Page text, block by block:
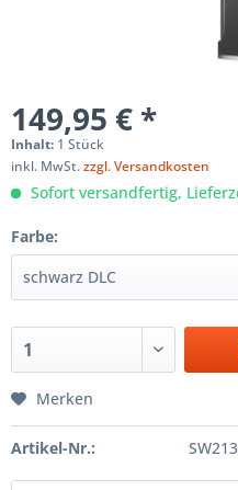
149,95 € *
Inhalt: 1 Stück
inkl. MwSt.zzgl. Versandkosten
Sofort versandfertig,
Farbe:
Merken
Artikel-Nr.: